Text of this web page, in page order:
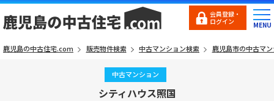
会員登録・
ログイン
鹿児島の中古住宅.com 販売物件検索 中古マンション検索 鹿児島市の中古マ
中古マンション
シティハウス照国